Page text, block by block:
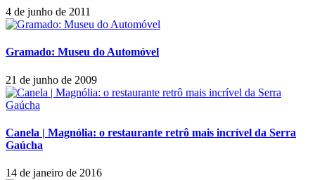
4 de junho de 2011
Gramado: Museu do Automóvel
21 de junho de 2009
Canela | Magnólia: o restaurante retrô mais incrível da Serra
Gaúcha
14 de janeiro de 2016